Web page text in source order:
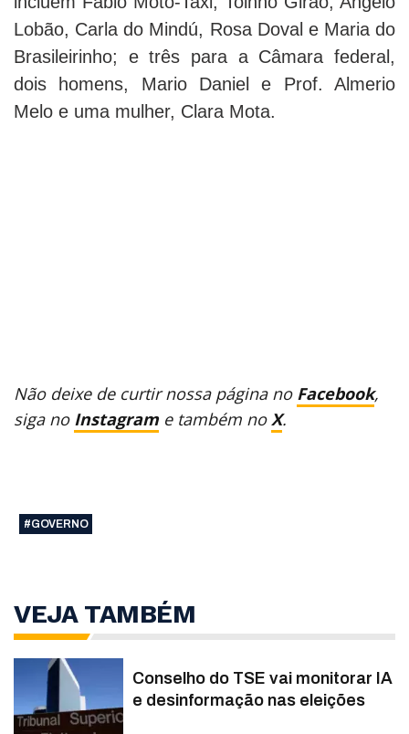
Lobão, Carla do Mindú, Rosa Doval e Maria do
Brasileirinho; e três para a Câmara federal,
dois homens, Mario Daniel e Prof. Almerio
Melo e uma mulher, Clara Mota.
Não deixe de curtir nossa página no Facebook,
siga no Instagram e também noX.
#GOVERNO
VEJA TAMBÉM
Conselho do TSE vai monitorar IA
e desinformação nas eleições